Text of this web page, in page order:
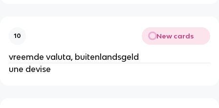
10 New cards
vreemde valuta, buitenlandsgeld
une devise